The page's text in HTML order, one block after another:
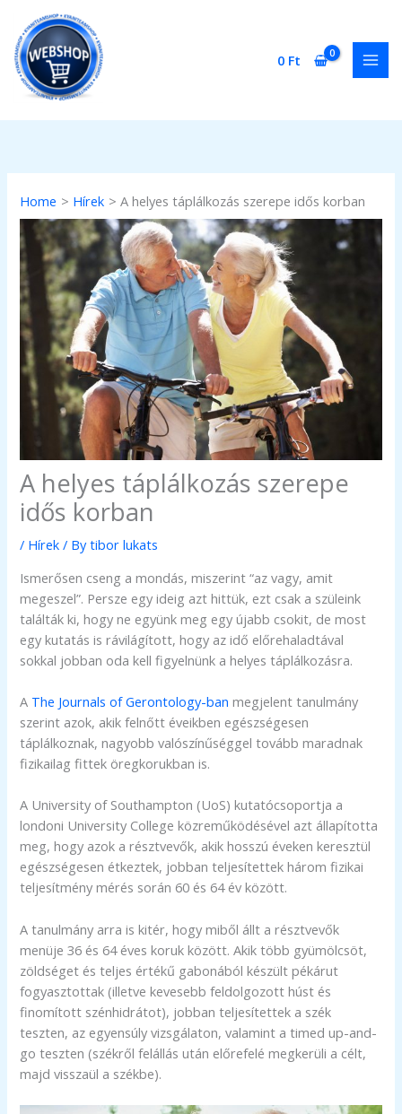
content
0 Ft
Home Hírek A helyes táplálkozás szerepe idős korban
A helyes táplálkozás szerepe
idős korban
/ Hírek / Bytibor lukats
Ismerősen cseng a mondás, miszerint “az vagy, amit
megeszel”. Persze egy ideig azt hittük, ezt csak a szüleink
találták ki, hogy ne együnk meg egy újabb csokit, de most
egy kutatás is rávilágított, hogy az idő előrehaladtával
sokkal jobban oda kell figyelnünk a helyes táplálkozásra.
A The Journals of Gerontology-ban megjelent tanulmány
szerint azok, akik felnőtt éveikben egészségesen
táplálkoznak, nagyobb valószínűséggel tovább maradnak
fizikailag fittek öregkorukban is.
A University of Southampton (UoS) kutatócsoportja a
londoni University College közreműködésével azt állapította
meg, hogy azok a résztvevők, akik hosszú éveken keresztül
egészségesen étkeztek, jobban teljesítettek három fizikai
teljesítmény mérés során 60 és 64 év között.
A tanulmány arra is kitér, hogy miből állt a résztvevők
menüje 36 és 64 éves koruk között. Akik több gyümölcsöt,
zöldséget és teljes értékű gabonából készült pékárut
fogyasztottak (illetve kevesebb feldolgozott húst és
finomított szénhidrátot), jobban teljesítettek a szék
teszten, az egyensúly vizsgálaton, valamint a timed up-and-
go teszten (székről felállás után előrefelé megkerüli a célt,
majd visszaül a székbe).